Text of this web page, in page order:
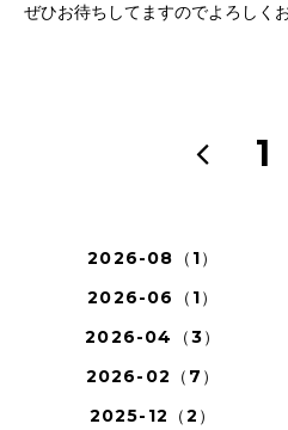
ぜひお待ちしてますのでよろしく
1
2026-08（1）
2026-06（1）
2026-04（3）
2026-02（7）
2025-12（2）